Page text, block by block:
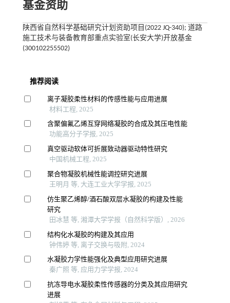
基金资助
陕西省自然科学基础研究计划资助项目(2022 JQ-340); 道路
施工技术与装备教育部重点实验室(长安大学)开放基金
(300102255502)